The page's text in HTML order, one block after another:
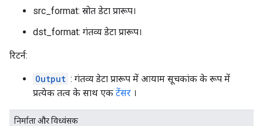
src_format: स्रोत डेटा प्रारूप।
dst_format: गंतव्य डेटा प्रारूप।
रिटर्न:
Output : गंतव्य डेटा प्रारूप में आयाम सूचकांक के रूप में
प्रत्येक तत्व के साथ एक टेंसर ।
निर्माता और विध्वंसक